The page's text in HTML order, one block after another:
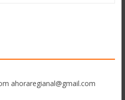
ahoraregianal@gmail.com